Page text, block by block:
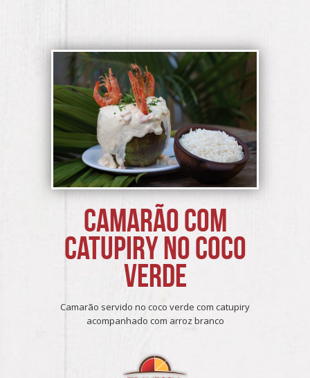
Camarão com
catupiry no coco
verde
Camarão servido no coco verde com catupiry
acompanhado com arroz branco